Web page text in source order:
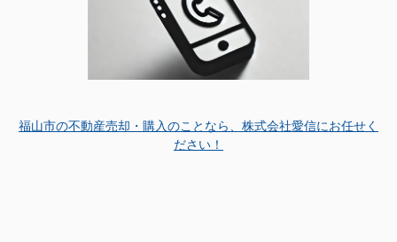
福山市の不動産売却・購入のことなら、株式会社愛信にお任せく
ださい！